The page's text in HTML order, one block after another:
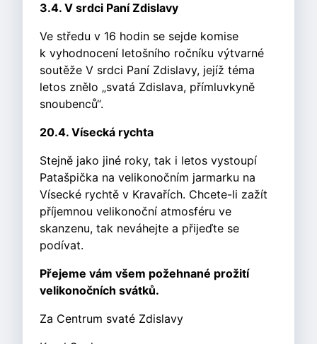
3.4. V srdci Paní Zdislavy
Ve středu v 16 hodin se sejde komise
k vyhodnocení letošního ročníku výtvarné
soutěže V srdci Paní Zdislavy, jejíž téma
letos znělo „svatá Zdislava, přímluvkyně
snoubenců“.
20.4. Vísecká rychta
Stejně jako jiné roky, tak i letos vystoupí
Patašpička na velikonočním jarmarku na
Vísecké rychtě v Kravařích. Chcete-li zažít
příjemnou velikonoční atmosféru ve
skanzenu, tak neváhejte a přijeďte se
podívat.
Přejeme vám všem požehnané prožití
velikonočních svátků.
Za Centrum svaté Zdislavy